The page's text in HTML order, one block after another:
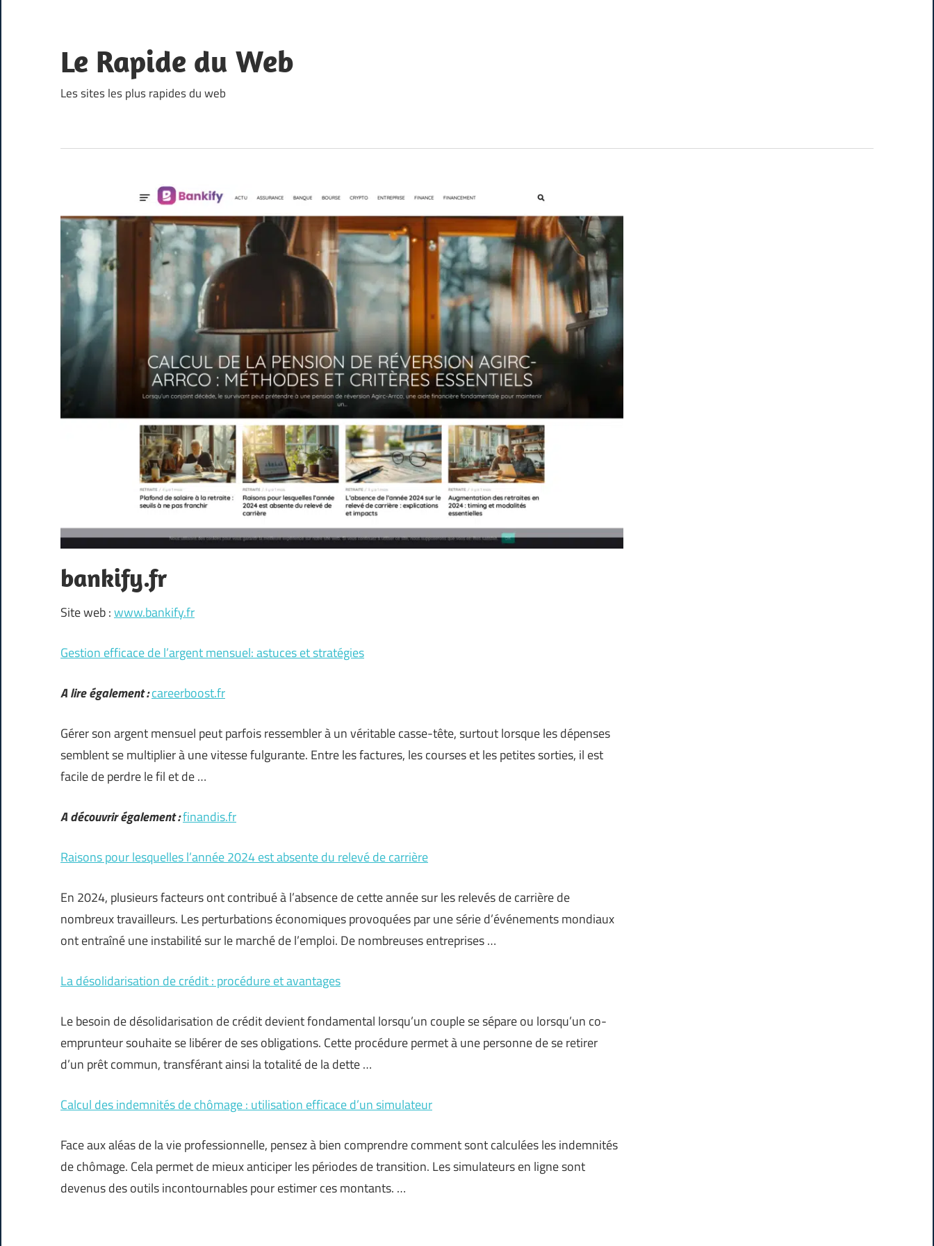
content
Le Rapide du Web
Les sites les plus rapides du web
bankify.fr
Site web :www.bankify.fr
Gestion efficace de l’argent mensuel: astuces et stratégies
A lire également :careerboost.fr
Gérer son argent mensuel peut parfois ressembler à un véritable casse-tête, surtout lorsque les dépenses
semblent se multiplier à une vitesse fulgurante. Entre les factures, les courses et les petites sorties, il est
facile de perdre le fil et de …
A découvrir également :finandis.fr
Raisons pour lesquelles l’année 2024 est absente du relevé de carrière
En 2024, plusieurs facteurs ont contribué à l’absence de cette année sur les relevés de carrière de
nombreux travailleurs. Les perturbations économiques provoquées par une série d’événements mondiaux
ont entraîné une instabilité sur le marché de l’emploi. De nombreuses entreprises …
La désolidarisation de crédit : procédure et avantages
Le besoin de désolidarisation de crédit devient fondamental lorsqu’un couple se sépare ou lorsqu’un co-
emprunteur souhaite se libérer de ses obligations. Cette procédure permet à une personne de se retirer
d’un prêt commun, transférant ainsi la totalité de la dette …
Calcul des indemnités de chômage : utilisation efficace d’un simulateur
Face aux aléas de la vie professionnelle, pensez à bien comprendre comment sont calculées les indemnités
de chômage. Cela permet de mieux anticiper les périodes de transition. Les simulateurs en ligne sont
devenus des outils incontournables pour estimer ces montants. …